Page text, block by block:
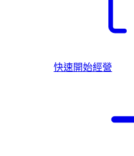
快速開始經營